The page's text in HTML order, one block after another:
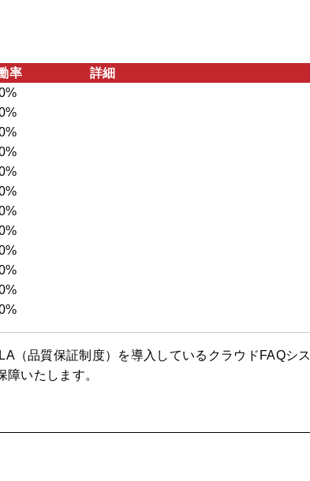
率
詳細
（品質保証制度）を導入しているクラウドFAQシス
いたします。